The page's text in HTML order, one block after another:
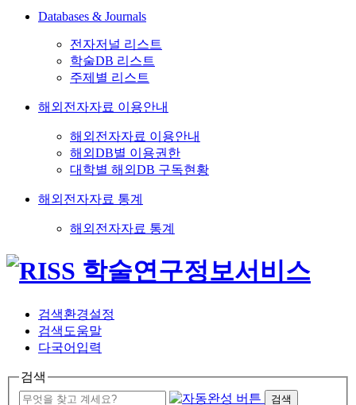
Databases & Journals
전자저널 리스트
학술DB 리스트
주제별 리스트
해외전자자료 이용안내
해외전자자료 이용안내
해외DB별 이용권한
대학별 해외DB 구독현황
해외전자자료 통계
해외전자자료 통계
검색환경설정
검색도움말
다국어입력
검색
검색